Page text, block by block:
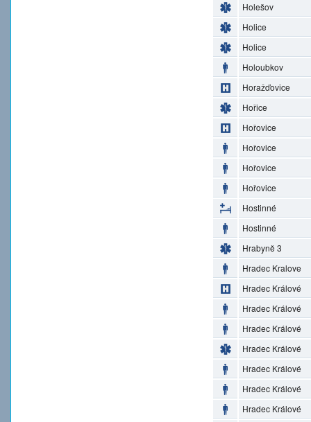
Holešov
Holice
Holice
Holoubkov
Horažďovice
Hořice
Hořovice
Hořovice
Hořovice
Hořovice
Hostinné
Hostinné
Hrabyně 3
Hradec Kralove
Hradec Králové
Hradec Králové
Hradec Králové
Hradec Králové
Hradec Králové
Hradec Králové
Hradec Králové